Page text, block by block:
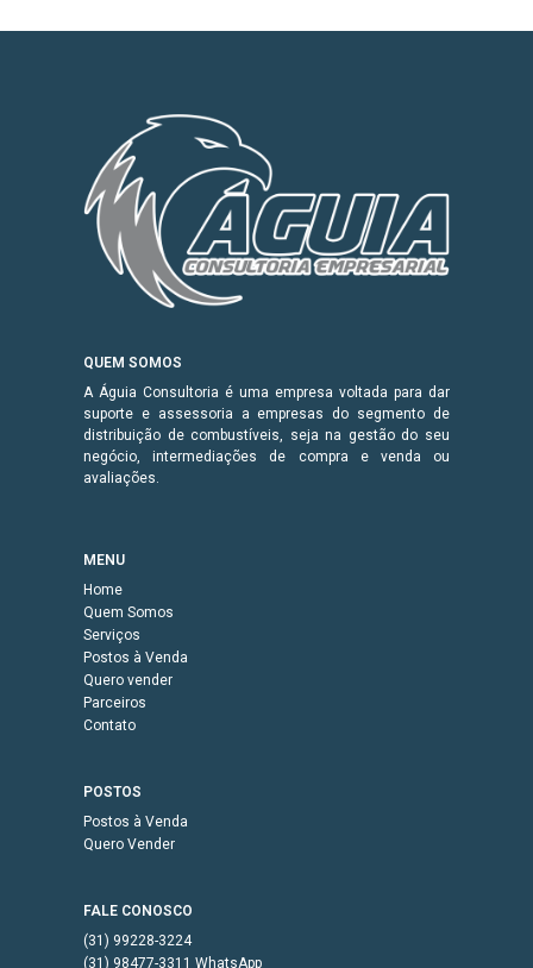
QUEM SOMOS
A Águia Consultoria é uma empresa voltada para dar
suporte e assessoria a empresas do segmento de
distribuição de combustíveis, seja na gestão do seu
negócio, intermediações de compra e venda ou
avaliações.
MENU
Home
Quem Somos
Serviços
Postos à Venda
Quero vender
Parceiros
Contato
POSTOS
Postos à Venda
Quero Vender
FALE CONOSCO
(31) 99228-3224
(31) 98477-3311 WhatsApp